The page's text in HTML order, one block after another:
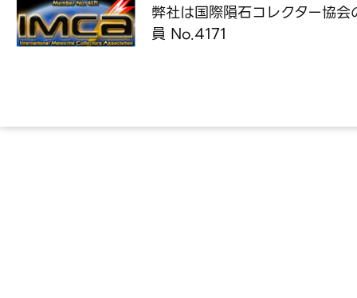
弊社は国際隕石コレクター協会
員 No.4171